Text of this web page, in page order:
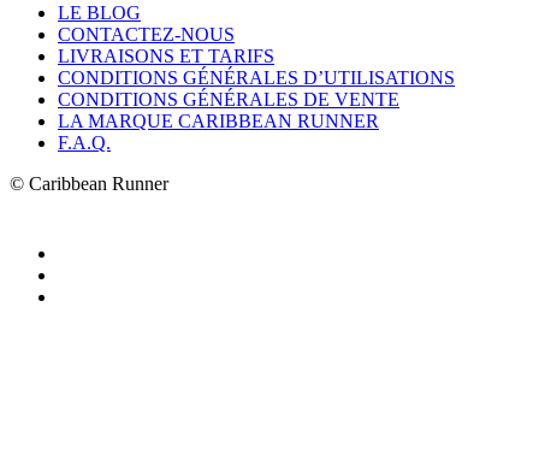
LE BLOG
CONTACTEZ-NOUS
LIVRAISONS ET TARIFS
CONDITIONS GÉNÉRALES D’UTILISATIONS
CONDITIONS GÉNÉRALES DE VENTE
LA MARQUE CARIBBEAN RUNNER
F.A.Q.
© Caribbean Runner